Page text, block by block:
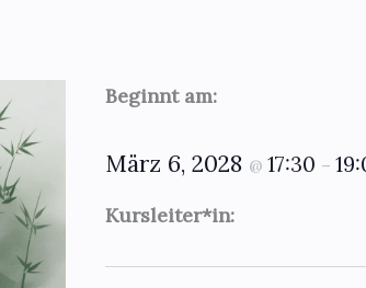
Beginnt am:
März 6, 2028 @ 17:30 –
Kursleiter*in: